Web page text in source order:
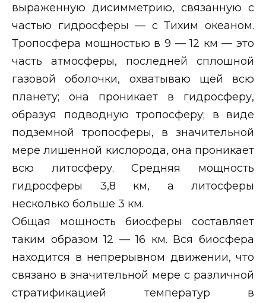
выраженную дисимметрию, связанную с
частью гидросферы — с Тихим океаном.
Тропосфера мощностью в 9 — 12 км — это
часть атмосферы, последней сплошной
газовой оболочки, охватываю щей всю
планету; она проникает в гидросферу,
образуя подводную тропосферу; в виде
подземной тропосферы, в значительной
мере лишенной кислорода, она проникает
всю литосферу. Средняя мощность
гидросферы 3,8 км, а литосферы
несколько больше 3 км.
Общая мощность биосферы составляет
таким образом 12 — 16 км. Вся биосфера
находится в непрерывном движении, что
связано в значительной мере с различной
стратификацией температур в